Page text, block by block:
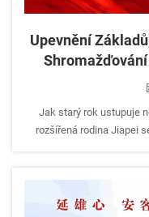
Upevnění
Velké Akce
Jak starý rok ustupuje
rozšířená rodina Jiapei